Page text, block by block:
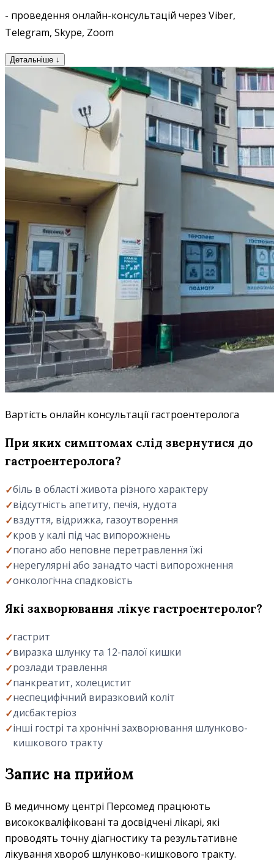
- проведення онлайн-консультацій через Viber,
Telegram, Skype, Zoom
Детальніше
Вартість онлайн консультації гастроентеролога
При яких симптомах слід звернутися до
гастроентеролога?
біль в області живота різного характеру
відсутність апетиту, печія, нудота
вздуття, відрижка, газоутворення
кров у калі під час випорожнень
погано або неповне перетравлення їжі
нерегулярні або занадто часті випорожнення
онкологічна спадковість
Які захворювання лікує гастроентеролог?
гастрит
виразка шлунку та 12-палої кишки
розлади травлення
панкреатит, холецистит
неспецифічний виразковий коліт
дисбактеріоз
інші гострі та хронічні захворювання шлунково-
кишкового тракту
Запис на прийом
В медичному центрі Персомед працюють
висококваліфіковані та досвідчені лікарі, які
проводять точну діагностику та результативне
лікування хвороб шлунково-кишкового тракту.